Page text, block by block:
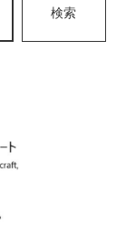
検索